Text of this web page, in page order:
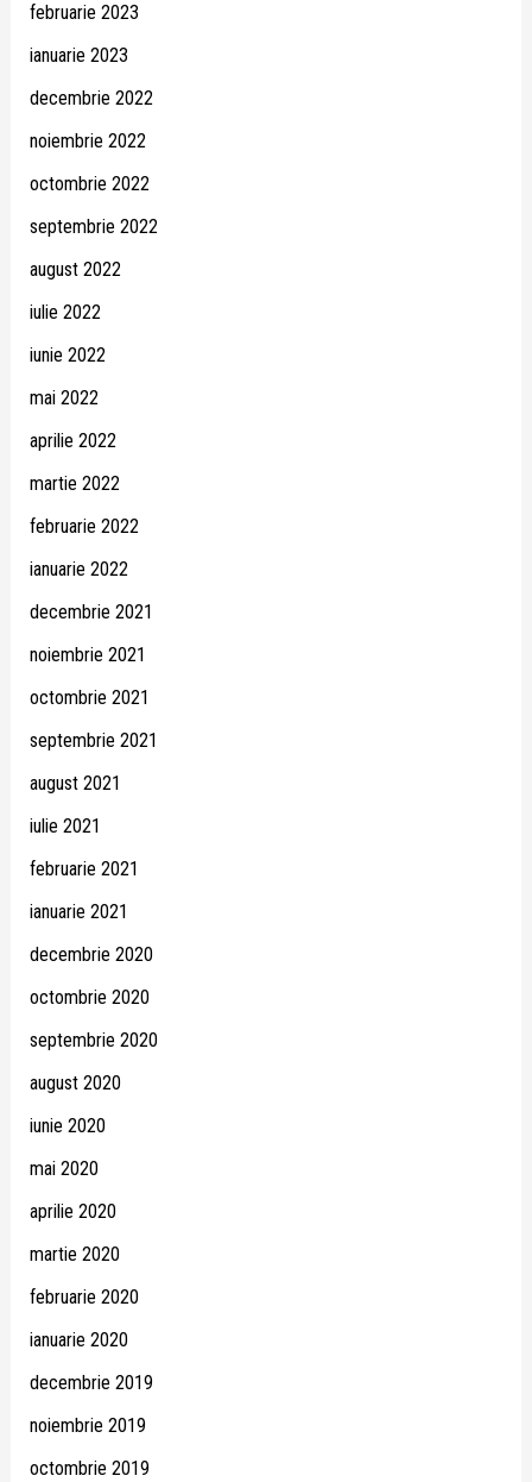
februarie 2023
ianuarie 2023
decembrie 2022
noiembrie 2022
octombrie 2022
septembrie 2022
august 2022
iulie 2022
iunie 2022
mai 2022
aprilie 2022
martie 2022
februarie 2022
ianuarie 2022
decembrie 2021
noiembrie 2021
octombrie 2021
septembrie 2021
august 2021
iulie 2021
februarie 2021
ianuarie 2021
decembrie 2020
octombrie 2020
septembrie 2020
august 2020
iunie 2020
mai 2020
aprilie 2020
martie 2020
februarie 2020
ianuarie 2020
decembrie 2019
noiembrie 2019
octombrie 2019